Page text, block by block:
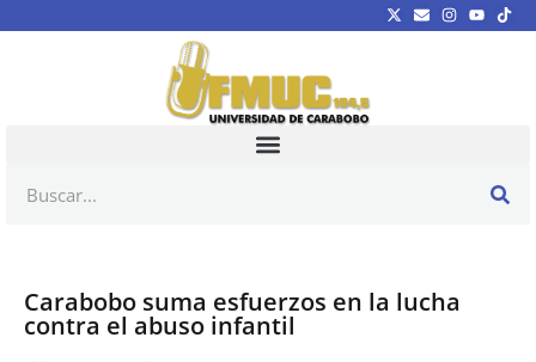
Carabobo suma esfuerzos en la lucha
contra el abuso infantil